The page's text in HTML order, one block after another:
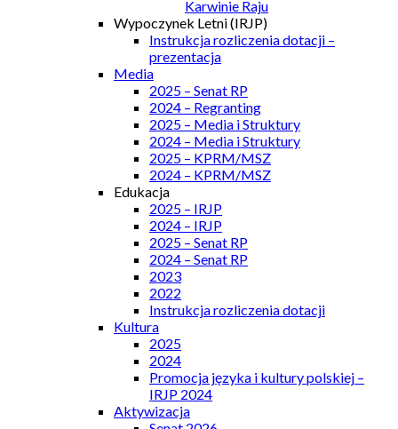
Karwinie Raju
Wypoczynek Letni (IRJP)
Instrukcja rozliczenia dotacji –
prezentacja
Media
2025 – Senat RP
2024 – Regranting
2025 – Media i Struktury
2024 – Media i Struktury
2025 – KPRM/MSZ
2024 – KPRM/MSZ
Edukacja
2025 – IRJP
2024 – IRJP
2025 – Senat RP
2024 – Senat RP
2023
2022
Instrukcja rozliczenia dotacji
Kultura
2025
2024
Promocja języka i kultury polskiej –
IRJP 2024
Aktywizacja